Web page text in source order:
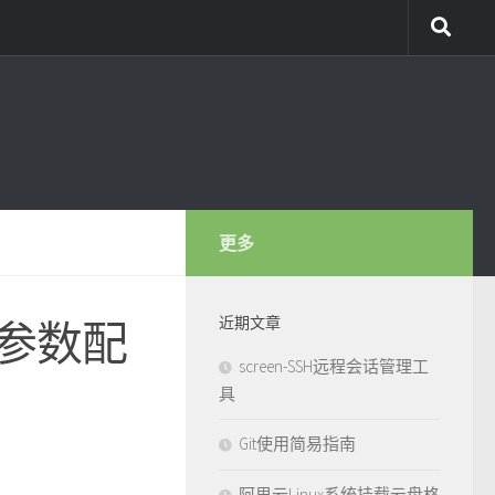
数配
更多
近期文章
screen-SSH远程会话管理工
具
Git使用简易指南